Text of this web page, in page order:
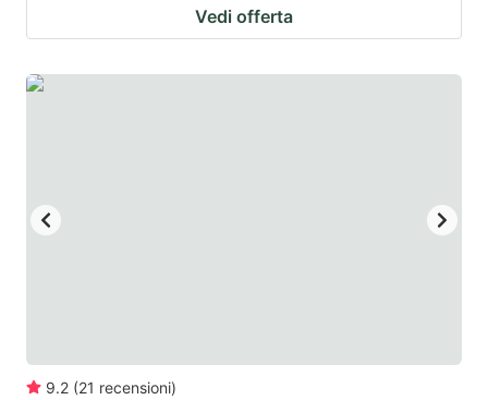
Vedi offerta
9.2 (21 recensioni)